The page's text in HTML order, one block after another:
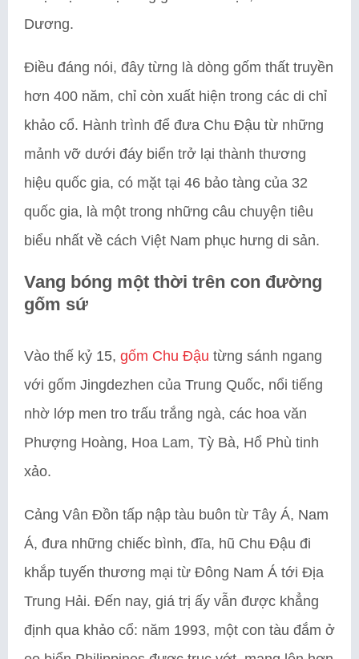
Dương.
Điều đáng nói, đây từng là dòng gốm thất truyền
hơn 400 năm, chỉ còn xuất hiện trong các di chỉ
khảo cổ. Hành trình để đưa Chu Đậu từ những
mảnh vỡ dưới đáy biển trở lại thành thương
hiệu quốc gia, có mặt tại 46 bảo tàng của 32
quốc gia, là một trong những câu chuyện tiêu
biểu nhất về cách Việt Nam phục hưng di sản.
Vang bóng một thời trên con đường
gốm sứ
Vào thế kỷ 15, gốm Chu Đậu từng sánh ngang
với gốm Jingdezhen của Trung Quốc, nổi tiếng
nhờ lớp men tro trấu trắng ngà, các hoa văn
Phượng Hoàng, Hoa Lam, Tỳ Bà, Hổ Phù tinh
xảo.
Cảng Vân Đồn tấp nập tàu buôn từ Tây Á, Nam
Á, đưa những chiếc bình, đĩa, hũ Chu Đậu đi
khắp tuyến thương mại từ Đông Nam Á tới Địa
Trung Hải. Đến nay, giá trị ấy vẫn được khẳng
định qua khảo cổ: năm 1993, một con tàu đắm ở